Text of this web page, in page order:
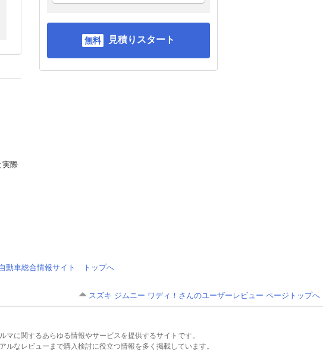
実際
見積りスタート
動車総合情報サイト トップへ
スズキ ジムニー ワディ！さんのユーザーレビュー ページトップへ
に関するあらゆる情報やサービスを提供するサイトです。
なレビューまで購入検討に役立つ情報を多く掲載しています。